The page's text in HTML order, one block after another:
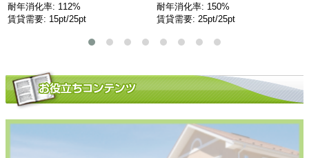
耐年消化率: 112%
賃貸需要: 15pt/25pt
耐年消化率: 150%
賃貸需要: 25pt/25pt